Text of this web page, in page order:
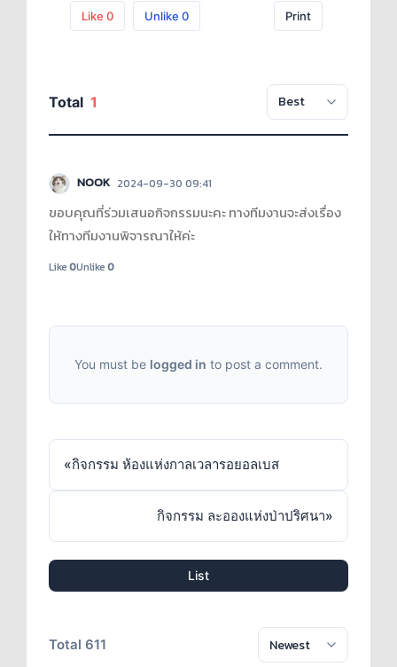
Like 0 Unlike 0 Print
Total 1
NOOK 2024-09-30 09:41
ขอบคุณที่ร่วมเสนอกิจกรรมนะคะ ทางทีมงานจะส่งเรื่อง
ให้ทางทีมงานพิจารณาให้ค่ะ
Like0Unlike0
You must be logged in to post a comment.
«กิจกรรม ห้องแห่งกาลเวลารอยอลเบส
กิจกรรม ละอองแห่งป่าปริศนา»
List
Total 611